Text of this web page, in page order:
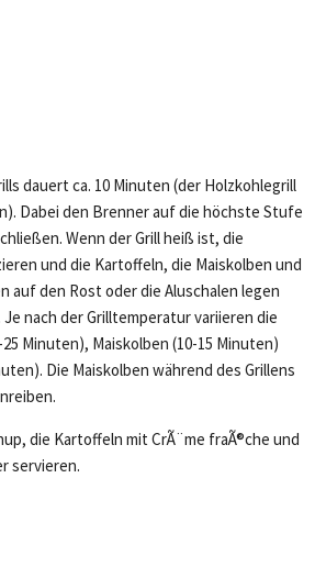
dauert ca. 10 Minuten (der Holzkohlegrill
Dabei den Brenner auf die höchste Stufe
Wenn der Grill heiß ist, die
und die Kartoffeln, die Maiskolben und
auf den Rost oder die Aluschalen legen
nach der Grilltemperatur variieren die
Minuten), Maiskolben (10-15 Minuten)
Die Maiskolben während des Grillens
die Kartoffeln mit CrÃ¨me fraÃ®che und
servieren.